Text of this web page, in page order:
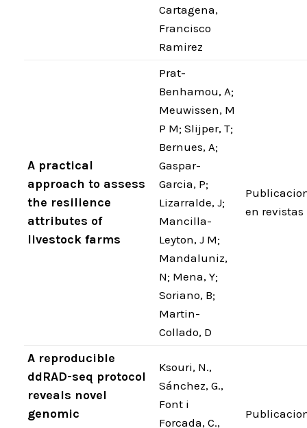
Cartagena,
Francisco
Ramirez
A practical
approach to assess
the resilience
attributes of
livestock farms
Prat-
Benhamou, A;
Meuwissen, M
P M; Slijper, T;
Bernues, A;
Gaspar-
Garcia, P;
Lizarralde, J;
Mancilla-
Leyton, J M;
Mandaluniz,
N; Mena, Y;
Soriano, B;
Martin-
Collado, D
en revistas
A reproducible
ddRAD-seq protocol
reveals novel
genomic
Ksouri, N.,
Sánchez, G.,
Font i
Forcada, C.,